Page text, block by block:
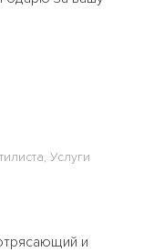
Услуги
и